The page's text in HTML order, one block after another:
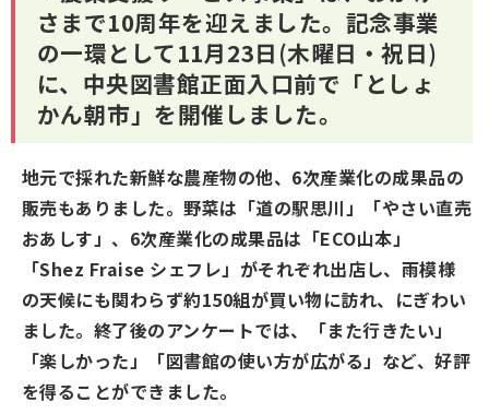
さまで10周年を迎えました。記念事業
の一環として11月23日(木曜日・祝日)
に、中央図書館正面入口前で「としょ
かん朝市」を開催しました。
地元で採れた新鮮な農産物の他、6次産業化の成果品の
販売もありました。野菜は「道の駅思川」「やさい直売
おあしす」、6次産業化の成果品は「ECO山本」
「Shez Fraise シェフレ」がそれぞれ出店し、雨模様
の天候にも関わらず約150組が買い物に訪れ、にぎわい
ました。終了後のアンケートでは、「また行きたい」
「楽しかった」「図書館の使い方が広がる」など、好評
を得ることができました。